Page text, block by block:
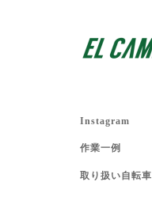
Instagram
作業一例
取り扱い自転車